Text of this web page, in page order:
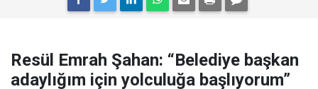
Resül Emrah Şahan: “Belediye başkan
adaylığım için yolculuğa başlıyorum”